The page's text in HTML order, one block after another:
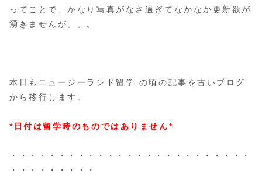
ってことで、かなり写真がなさ過ぎてなかなか更新欲が
湧きませんが。。。
本日もニュージーランド留学 の頃の記事を古いブログ
から移行します。
*日付は留学時のものではありません*
・・・・・・・・・・・・・・・・・・・・・・・・・
・・・・・・・・・